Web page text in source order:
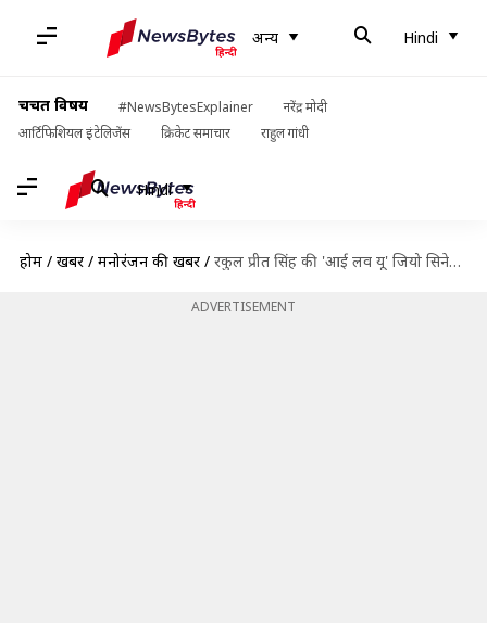
अन्य Hindi
चर्चित विषय #NewsBytesExplainer
नरेंद्र मोदी
आर्टिफिशियल इंटेलिजेंस
क्रिकेट समाचार राहुल गांधी
Hindi
होम / खबरें / मनोरंजन की खबरें / रकुल प्रीत सिंह की 'आई लव यू' जियो सिनेमा पर होगी रिलीज, सामने आई तारीख
ADVERTISEMENT